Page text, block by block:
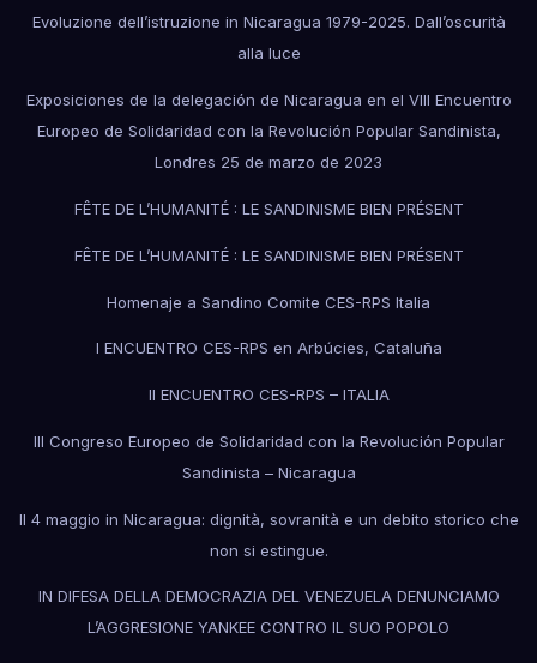
Evoluzione dell’istruzione in Nicaragua 1979-2025. Dall’oscurità
alla luce
Exposiciones de la delegación de Nicaragua en el VIII Encuentro
Europeo de Solidaridad con la Revolución Popular Sandinista,
Londres 25 de marzo de 2023
FÊTE DE L’HUMANITÉ : LE SANDINISME BIEN PRÉSENT
FÊTE DE L’HUMANITÉ : LE SANDINISME BIEN PRÉSENT
Homenaje a Sandino Comite CES-RPS Italia
I ENCUENTRO CES-RPS en Arbúcies, Cataluña
II ENCUENTRO CES-RPS – ITALIA
III Congreso Europeo de Solidaridad con la Revolución Popular
Sandinista – Nicaragua
Il 4 maggio in Nicaragua: dignità, sovranità e un debito storico che
non si estingue.
IN DIFESA DELLA DEMOCRAZIA DEL VENEZUELA DENUNCIAMO
L’AGGRESIONE YANKEE CONTRO IL SUO POPOLO